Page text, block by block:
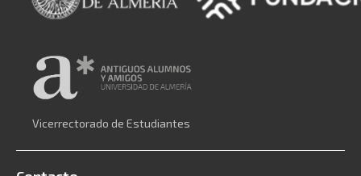
Vicerrectorado de Estudiantes